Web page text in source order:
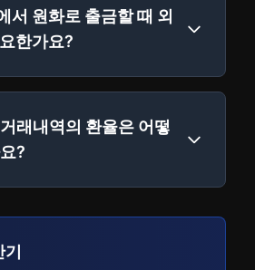
서 원화로 출금할 때 외
한가요?
래내역의 환율은 어떻
?